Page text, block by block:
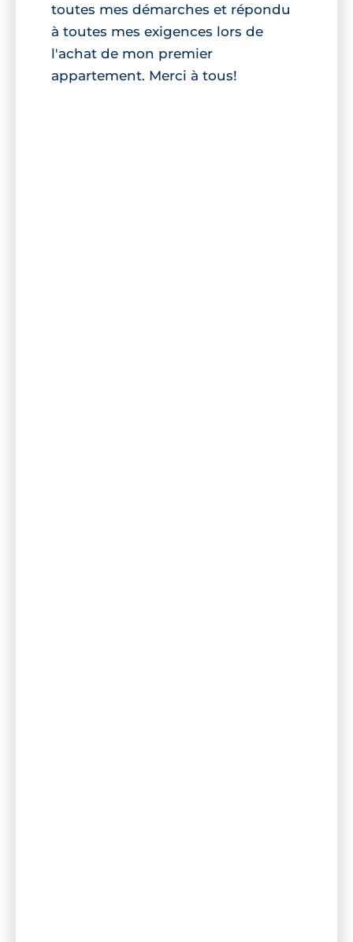
toutes mes démarches et répondu
à toutes mes exigences lors de
l'achat de mon premier
appartement. Merci à tous!